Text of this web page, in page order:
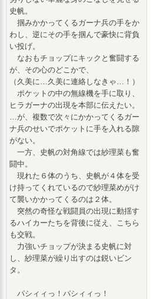
史帆。
掴みかかってくるガーナ兵の手をか
わし、逆にその手を掴んで豪快に背負
い投げ。
なおもチョップにキックと奮闘する
が、その心のどこかで、
（久美に…久美に連絡しなきゃ…！）
ポケットの中の無線機を手に取り、
ヒラガーナの出現を本部に伝えたい。
…が、複数で次々にかかってくるガー
ナ兵のせいでポケットに手を入れる隙
がない。
一方、史帆の対角線では紗理菜も奮
闘中。
現れた６体のうち、史帆が４体を受
け持ってくれているので紗理菜めがけ
て襲いかかってくるのは２体。
突然の奇怪な戦闘員の出現に動揺す
るハイカーたちを背後に従え、こちら
も交戦。
力強いチョップが決まる史帆に対
し、紗理菜が繰り出すのは鋭いビン
タ。
パシィィっ！パシィィっ！